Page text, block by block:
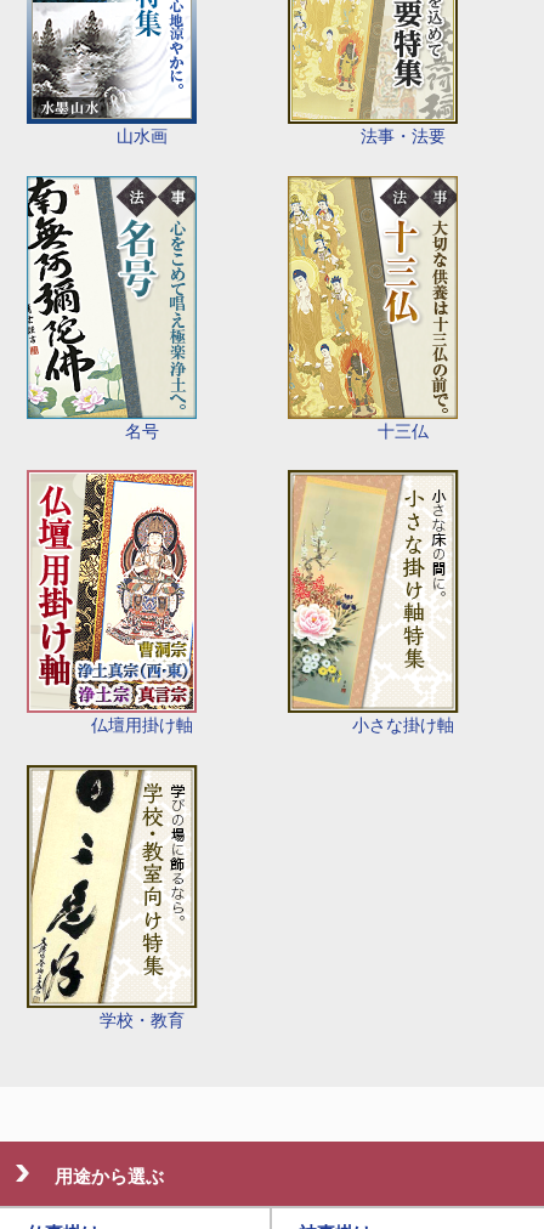
山水画 法事・法要
名号 十三仏
仏壇用掛け軸 小さな掛け軸
学校・教育
用途から選ぶ